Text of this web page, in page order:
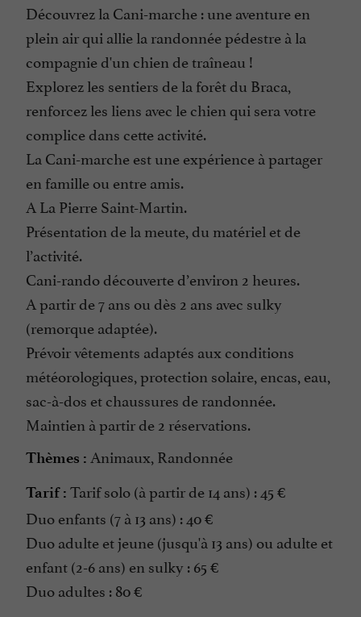
Découvrez la Cani-marche : une aventure en
plein air qui allie la randonnée pédestre à la
compagnie d'un chien de traîneau !
Explorez les sentiers de la forêt du Braca,
renforcez les liens avec le chien qui sera votre
complice dans cette activité.
La Cani-marche est une expérience à partager
en famille ou entre amis.
A La Pierre Saint-Martin.
Présentation de la meute, du matériel et de
l’activité.
Cani-rando découverte d’environ 2 heures.
A partir de 7 ans ou dès 2 ans avec sulky
(remorque adaptée).
Prévoir vêtements adaptés aux conditions
météorologiques, protection solaire, encas, eau,
sac-à-dos et chaussures de randonnée.
Maintien à partir de 2 réservations.
Thèmes : Animaux, Randonnée
Tarif : Tarif solo (à partir de 14 ans) : 45 €
Duo enfants (7 à 13 ans) : 40 €
Duo adulte et jeune (jusqu'à 13 ans) ou adulte et
enfant (2-6 ans) en sulky : 65 €
Duo adultes : 80 €